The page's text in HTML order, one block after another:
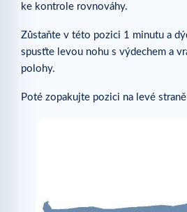
ke kontrole rovnováhy.
Zůstaňte v této pozici 1 minutu a
spusťte levou nohu s výdechem a
polohy.
Poté zopakujte pozici na levé